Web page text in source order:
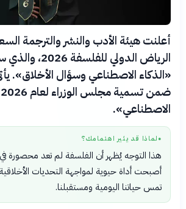
أعلنت هيئة الأدب والنشر والترجمة
الرياض الدولي
«الذكاء الاصطناعي وسؤال الأخلاق».
الاصطناعي».
● لماذا قد يثير اهتمامك؟
هذا التوجه يُظهر أن الفلسفة لم تعد محصورة في
أصبحت أداة حيوية لمواجهة التحديات الأخلاقية
تمس حياتنا اليومية ومستقبلنا.